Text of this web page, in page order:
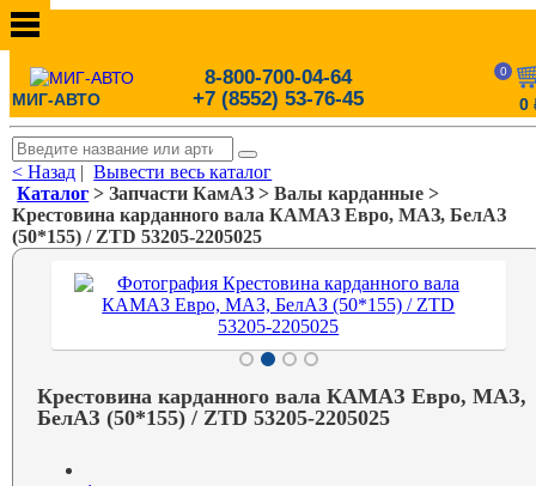
МИГ-АВТО
8-800-700-04-64
+7 (8552) 53-76-45
0
0
< Назад |Вывести весь каталог
Каталог > Запчасти КамАЗ > Валы карданные >
Крестовина карданного вала КАМАЗ Евро, МАЗ, БелАЗ
(50*155) / ZTD 53205-2205025
Крестовина карданного вала КАМАЗ Евро, МАЗ,
БелАЗ (50*155) / ZTD 53205-2205025